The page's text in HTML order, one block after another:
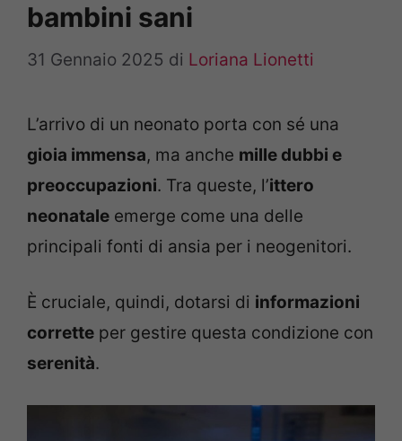
bambini sani
31 Gennaio 2025 di Loriana Lionetti
L’arrivo di un neonato porta con sé una
gioia immensa, ma anche mille dubbi e
preoccupazioni. Tra queste, l’ittero
neonatale emerge come una delle
principali fonti di ansia per i neogenitori.
È cruciale, quindi, dotarsi di informazioni
corrette per gestire questa condizione con
serenità.